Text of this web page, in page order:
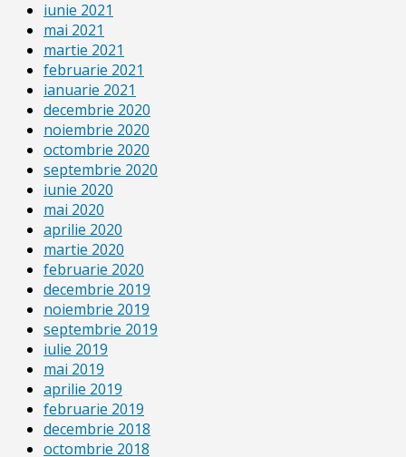
iunie 2021
mai 2021
martie 2021
februarie 2021
ianuarie 2021
decembrie 2020
noiembrie 2020
octombrie 2020
septembrie 2020
iunie 2020
mai 2020
aprilie 2020
martie 2020
februarie 2020
decembrie 2019
noiembrie 2019
septembrie 2019
iulie 2019
mai 2019
aprilie 2019
februarie 2019
decembrie 2018
octombrie 2018